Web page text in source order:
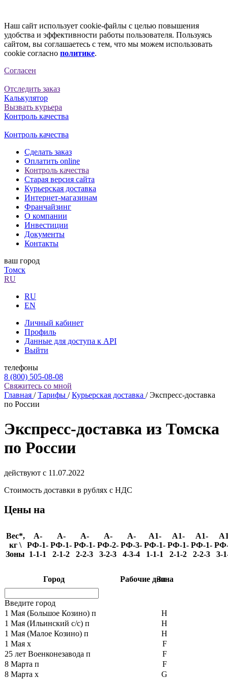
Наш сайт использует cookie-файлы с целью повышения
удобства и эффективности работы пользователя. Пользуясь
сайтом, вы соглашаетесь с тем, что мы можем использовать
cookie согласно политике.
Согласен
Отследить заказ
Калькулятор
Вызвать курьера
Контроль качества
Контроль качества
Сделать заказ
Оплатить online
Контроль качества
Старая версия сайта
Курьерская доставка
Интернет-магазинам
Франчайзинг
О компании
Инвестиции
Документы
Контакты
ваш город
Томск
RU
RU
EN
Личный кабинет
Профиль
Данные для доступа к API
Выйти
телефоны
8 (800) 505-08-08
Свяжитесь со мной
Главная /Тарифы /Курьерская доставка /Экспресс-доставка
по России
Экспресс-доставка из Томска
по России
действуют с 11.07.2022
Стоимость доставки в рублях с НДС
Цены на
Вес*,
кг \
Зоны
A-
РФ-1-
1-1-1
A-
РФ-1-
2-1-2
A-
РФ-1-
2-2-3
A-
РФ-2-
3-2-3
A-
РФ-3-
4-3-4
A1-
РФ-1-
1-1-1
A1-
РФ-1-
2-1-2
A1-
РФ-1-
2-2-3
3-
Город Рабочие дниЗона
Введите город
1 Мая (Большое Козино) п
H
1 Мая (Ильинский с/с) п
H
1 Мая (Малое Козино) п
H
1 Мая х
F
25 лет Военконезавода п
F
8 Марта п
F
8 Марта х
G